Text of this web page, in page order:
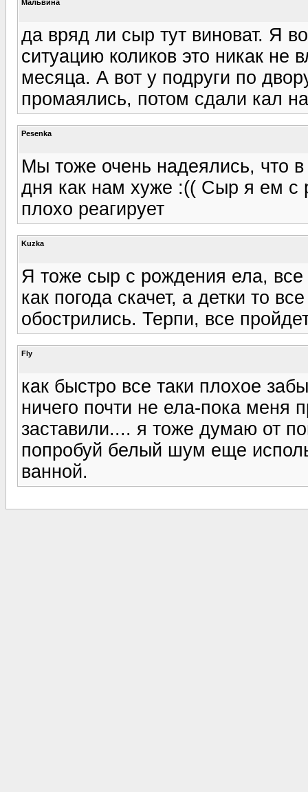
Мальвина
да вряд ли сыр тут виноват. Я
ситуацию коликов это никак не
месяца. А вот у подруги по
промаялись, потом сдали кал
Pesenka
Мы тоже очень надеялись, что
дня как нам хуже :(( Сыр я ем с
плохо реагирует
Kuzka
Я тоже сыр с рождения ела,
как погода скачет, а детки то
обострились. Терпи, все
Fly
как быстро все таки плохое
ничего почти не ела-пока меня
заставили.... я тоже думаю от
попробуй белый шум еще
ванной.